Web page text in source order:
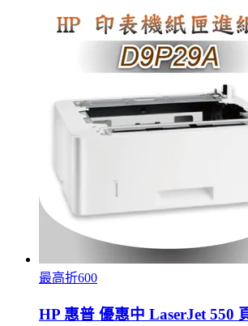
最高折600
HP 惠普 優惠中 LaserJet 550